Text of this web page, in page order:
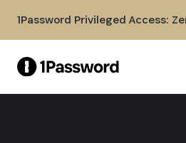
1Password Privileged Access: